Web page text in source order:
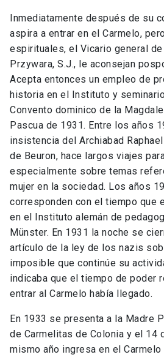
Inmediatamente después de su
aspira a entrar en el Carmelo,
espirituales, el Vicario general
Przywara, S.J., le aconsejan
Acepta entonces un empleo de
historia en el Instituto y
Convento dominico de la
Pascua de 1931. Entre los años
insistencia del Archiabad
de Beuron, hace largos viajes
especialmente sobre temas
mujer en la sociedad. Los años
corresponden con el tiempo que
en el Instituto alemán de
Münster. En 1931 la noche se
artículo de la ley de los nazis
imposible que continúe su
indicaba que el tiempo de poder
entrar al Carmelo había llegado.
En 1933 se presenta a la Madre
de Carmelitas de Colonia y el 14
mismo año ingresa en el Carmelo